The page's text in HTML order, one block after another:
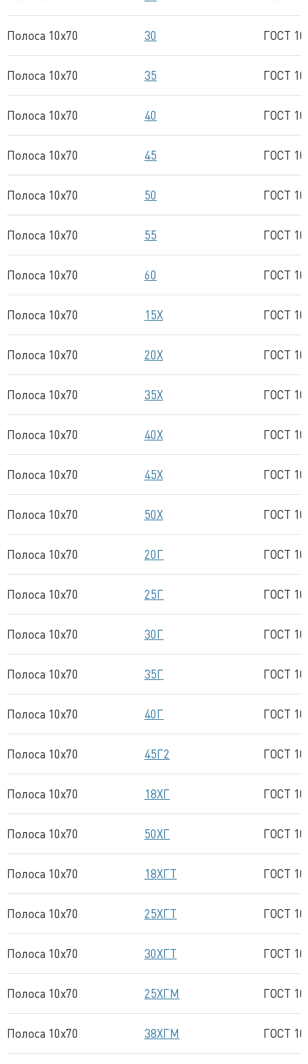
Полоса 10x70 30 ГОСТ
Полоса 10x70 35 ГОСТ
Полоса 10x70 40 ГОСТ
Полоса 10x70 45 ГОСТ
Полоса 10x70 50 ГОСТ
Полоса 10x70 55 ГОСТ
Полоса 10x70 60 ГОСТ
Полоса 10x70 15Х ГОСТ
Полоса 10x70 20Х ГОСТ
Полоса 10x70 35Х ГОСТ
Полоса 10x70 40Х ГОСТ
Полоса 10x70 45Х ГОСТ
Полоса 10x70 50Х ГОСТ
Полоса 10x70 20Г ГОСТ
Полоса 10x70 25Г ГОСТ
Полоса 10x70 30Г ГОСТ
Полоса 10x70 35Г ГОСТ
Полоса 10x70 40Г ГОСТ
Полоса 10x70 45Г2 ГОСТ
Полоса 10x70 18ХГ ГОСТ
Полоса 10x70 50ХГ ГОСТ
Полоса 10x70 18ХГТ ГОСТ
Полоса 10x70 25ХГТ ГОСТ
Полоса 10x70 30ХГТ ГОСТ
Полоса 10x70 25ХГМ ГОСТ
Полоса 10x70 38ХГМ ГОСТ